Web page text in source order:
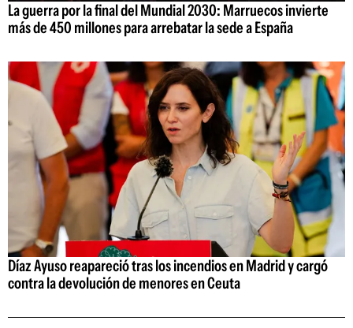
La guerra por la final del Mundial 2030: Marruecos invierte
más de 450 millones para arrebatar la sede a España
Díaz Ayuso reapareció tras los incendios en Madrid y cargó
contra la devolución de menores en Ceuta